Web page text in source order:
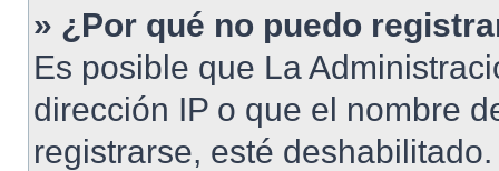
» ¿Por qué no puedo
Es posible que La
dirección IP o que el nombre
registrarse, esté